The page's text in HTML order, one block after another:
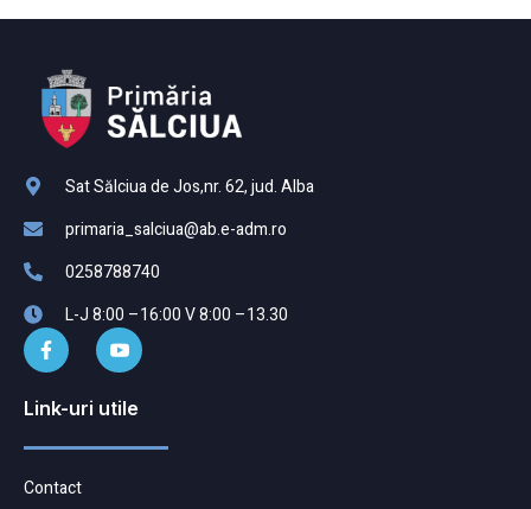
Sat Sălciua de Jos,nr. 62, jud. Alba
primaria_salciua@ab.e-adm.ro
0258788740
L-J 8:00 –16:00 V 8:00 –13.30
Link-uri utile
Contact